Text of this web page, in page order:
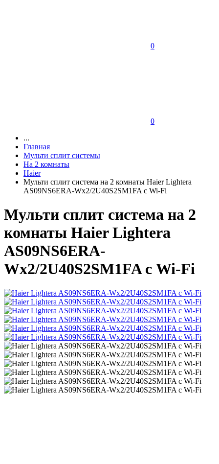
0
0
...
Главная
Мульти сплит системы
На 2 комнаты
Haier
Мульти сплит система на 2 комнаты Haier Lightera
AS09NS6ERA-Wх2/2U40S2SM1FA с Wi-Fi
Мульти сплит система на 2
комнаты Haier Lightera
AS09NS6ERA-
Wх2/2U40S2SM1FA с Wi-Fi